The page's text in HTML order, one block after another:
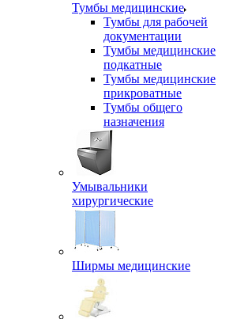
Тумбы медицинские
Тумбы для рабочей
документации
Тумбы медицинские
подкатные
Тумбы медицинские
прикроватные
Тумбы общего
назначения
Умывальники
хирургические
Ширмы медицинские